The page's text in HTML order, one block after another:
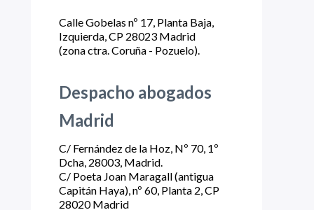
Calle Gobelas nº 17, Planta Baja,
Izquierda, CP 28023 Madrid
(zona ctra. Coruña - Pozuelo).
Despacho abogados
Madrid
C/ Fernández de la Hoz, Nº 70, 1º
Dcha, 28003, Madrid.
C/ Poeta Joan Maragall (antigua
Capitán Haya), nº 60, Planta 2, CP
28020 Madrid